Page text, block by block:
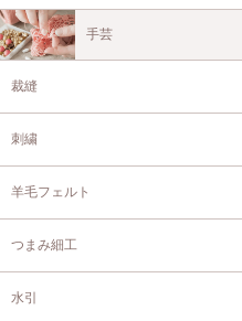
手芸
裁縫
刺繍
羊毛フェルト
つまみ細工
水引